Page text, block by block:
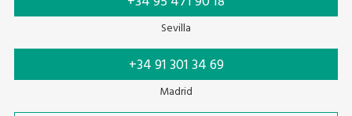
Sevilla
+34 91 301 34 69
Madrid